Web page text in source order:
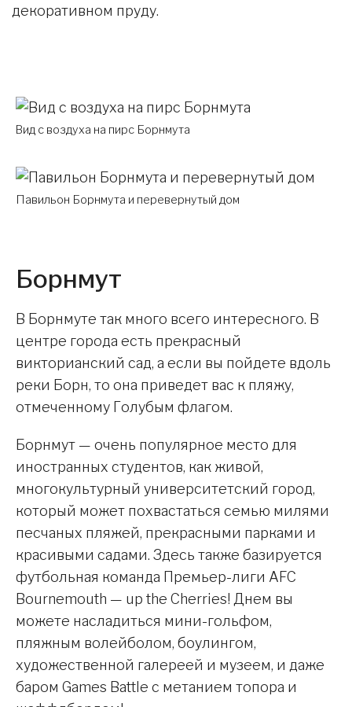
декоративном пруду.
Вид с воздуха на пирс Борнмута
Павильон Борнмута и перевернутый дом
Борнмут
В Борнмуте так много всего интересного. В
центре города есть прекрасный
викторианский сад, а если вы пойдете вдоль
реки Борн, то она приведет вас к пляжу,
отмеченному Голубым флагом.
Борнмут — очень популярное место для
иностранных студентов, как живой,
многокультурный университетский город,
который может похвастаться семью милями
песчаных пляжей, прекрасными парками и
красивыми садами. Здесь также базируется
футбольная команда Премьер-лиги AFC
Bournemouth — up the Cherries! Днем вы
можете насладиться мини-гольфом,
пляжным волейболом, боулингом,
художественной галереей и музеем, и даже
баром Games Battle с метанием топора и